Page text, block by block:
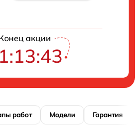
акции
работ Модели Гарантия